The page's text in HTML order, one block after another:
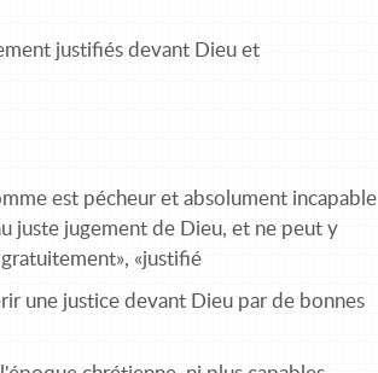
justifiés devant Dieu et
est pécheur et absolument incapable
juste jugement de Dieu, et ne peut y
«justifié
une justice devant Dieu par de bonnes